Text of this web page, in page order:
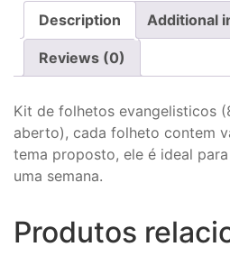
Description Additional
Reviews (0)
Kit de folhetos evangelisticos
aberto), cada folheto contem
tema proposto, ele é ideal
uma semana.
Produtos